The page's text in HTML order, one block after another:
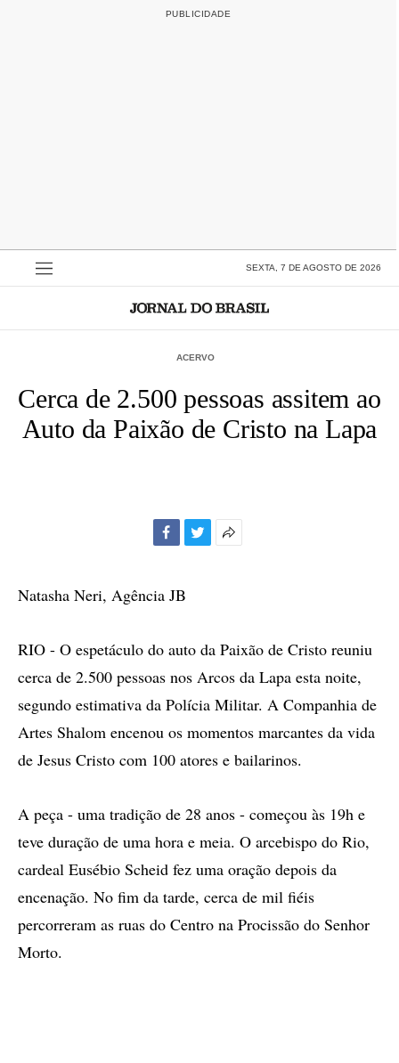
SEXTA, 7 DE AGOSTO DE 2026
ACERVO
Cerca de 2.500 pessoas assitem ao
Auto da Paixão de Cristo na Lapa
Natasha Neri, Agência JB
RIO - O espetáculo do auto da Paixão de Cristo reuniu
cerca de 2.500 pessoas nos Arcos da Lapa esta noite,
segundo estimativa da Polícia Militar. A Companhia de
Artes Shalom encenou os momentos marcantes da vida
de Jesus Cristo com 100 atores e bailarinos.
A peça - uma tradição de 28 anos - começou às 19h e
teve duração de uma hora e meia. O arcebispo do Rio,
cardeal Eusébio Scheid fez uma oração depois da
encenação. No fim da tarde, cerca de mil fiéis
percorreram as ruas do Centro na Procissão do Senhor
Morto.